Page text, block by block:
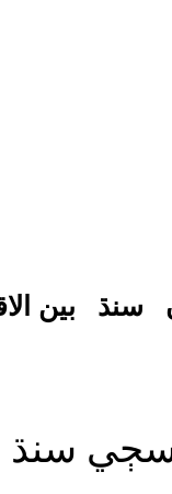
سنڌ بين
سنڌ